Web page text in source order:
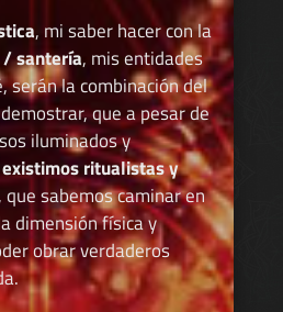
, mi saber hacer con la
santería, mis entidades
serán la combinación del
que a pesar de
iluminados y
ritualistas y
que sabemos caminar en
dimensión física y
obrar verdaderos